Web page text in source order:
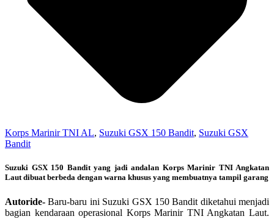
Korps Marinir TNI AL, Suzuki GSX 150 Bandit, Suzuki GSX
Bandit
Suzuki GSX 150 Bandit yang jadi andalan Korps Marinir TNI Angkatan
Laut dibuat berbeda dengan warna khusus yang membuatnya tampil garang
Autoride- Baru-baru ini Suzuki GSX 150 Bandit diketahui menjadi
bagian kendaraan operasional Korps Marinir TNI Angkatan Laut.